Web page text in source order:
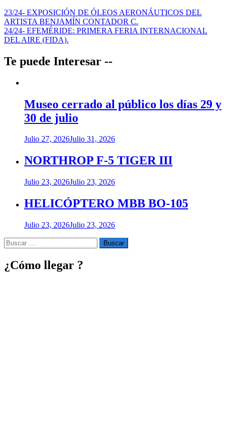
Navegación
de
entradas
23/24- EXPOSICIÓN DE ÓLEOS AERONÁUTICOS DEL
ARTISTA BENJAMÍN CONTADOR C.
24/24- EFEMÉRIDE: PRIMERA FERIA INTERNACIONAL
DEL AIRE (FIDA).
Te puede Interesar --
Museo cerrado al público los días 29 y
30 de julio
Julio 27, 2026Julio 31, 2026
NORTHROP F-5 TIGER III
Julio 23, 2026Julio 23, 2026
HELICÓPTERO MBB BO-105
Julio 23, 2026Julio 23, 2026
Buscar
por:
¿Cómo llegar ?